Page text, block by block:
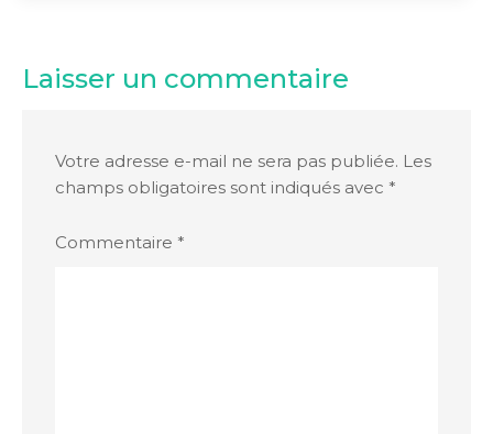
Laisser un commentaire
Votre adresse e-mail ne sera pas publiée. Les
champs obligatoires sont indiqués avec *
Commentaire *